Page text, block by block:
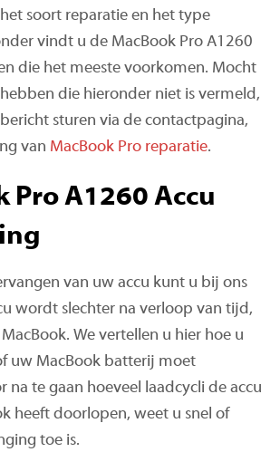
soort reparatie en het type
vindt u de MacBook Pro A1260
die het meeste voorkomen. Mocht
die hieronder niet is vermeld,
sturen via de contactpagina,
van MacBook Pro reparatie.
Pro A1260 Accu
van uw accu kunt u bij ons
wordt slechter na verloop van tijd,
We vertellen u hier hoe u
uw MacBook batterij moet
na te gaan hoeveel laadcycli de accu
heeft doorlopen, weet u snel of
toe is.